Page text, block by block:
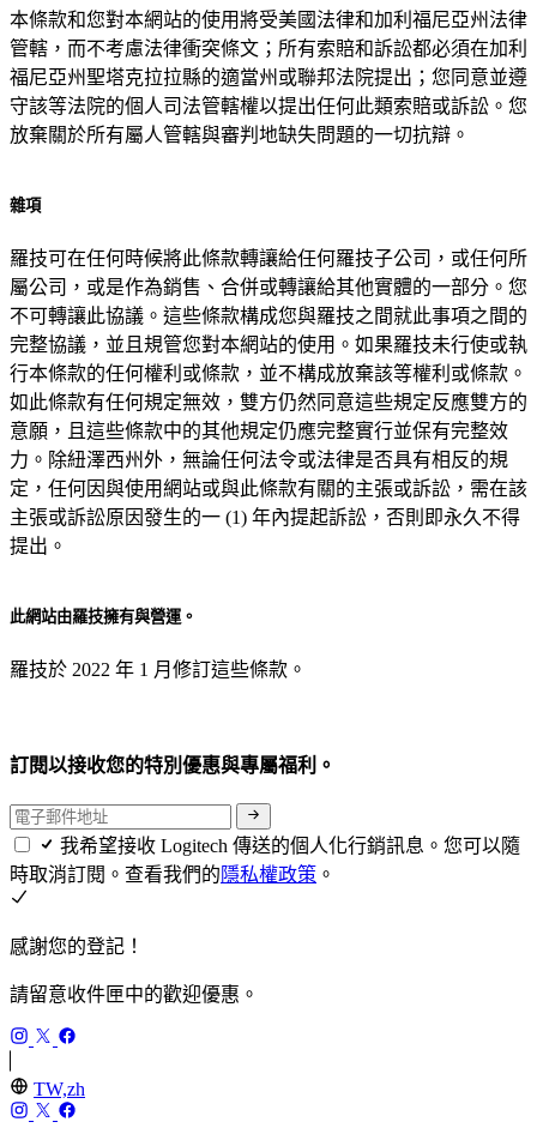
本條款和您對本網站的使用將受美國法律和加利福尼亞州法律
管轄，而不考慮法律衝突條文；所有索賠和訴訟都必須在加利
福尼亞州聖塔克拉拉縣的適當州或聯邦法院提出；您同意並遵
守該等法院的個人司法管轄權以提出任何此類索賠或訴訟。您
放棄關於所有屬人管轄與審判地缺失問題的一切抗辯。
雜項
羅技可在任何時候將此條款轉讓給任何羅技子公司，或任何所
屬公司，或是作為銷售、合併或轉讓給其他實體的一部分。您
不可轉讓此協議。這些條款構成您與羅技之間就此事項之間的
完整協議，並且規管您對本網站的使用。如果羅技未行使或執
行本條款的任何權利或條款，並不構成放棄該等權利或條款。
如此條款有任何規定無效，雙方仍然同意這些規定反應雙方的
意願，且這些條款中的其他規定仍應完整實行並保有完整效
力。除紐澤西州外，無論任何法令或法律是否具有相反的規
定，任何因與使用網站或與此條款有關的主張或訴訟，需在該
主張或訴訟原因發生的一 (1) 年內提起訴訟，否則即永久不得
提出。
此網站由羅技擁有與營運。
羅技於 2022 年 1 月修訂這些條款。
訂閱以接收您的特別優惠與專屬福利。
我希望接收 Logitech 傳送的個人化行銷訊息。您可以隨
時取消訂閱。查看我們的隱私權政策 。
感謝您的登記！
請留意收件匣中的歡迎優惠。
TW,zh